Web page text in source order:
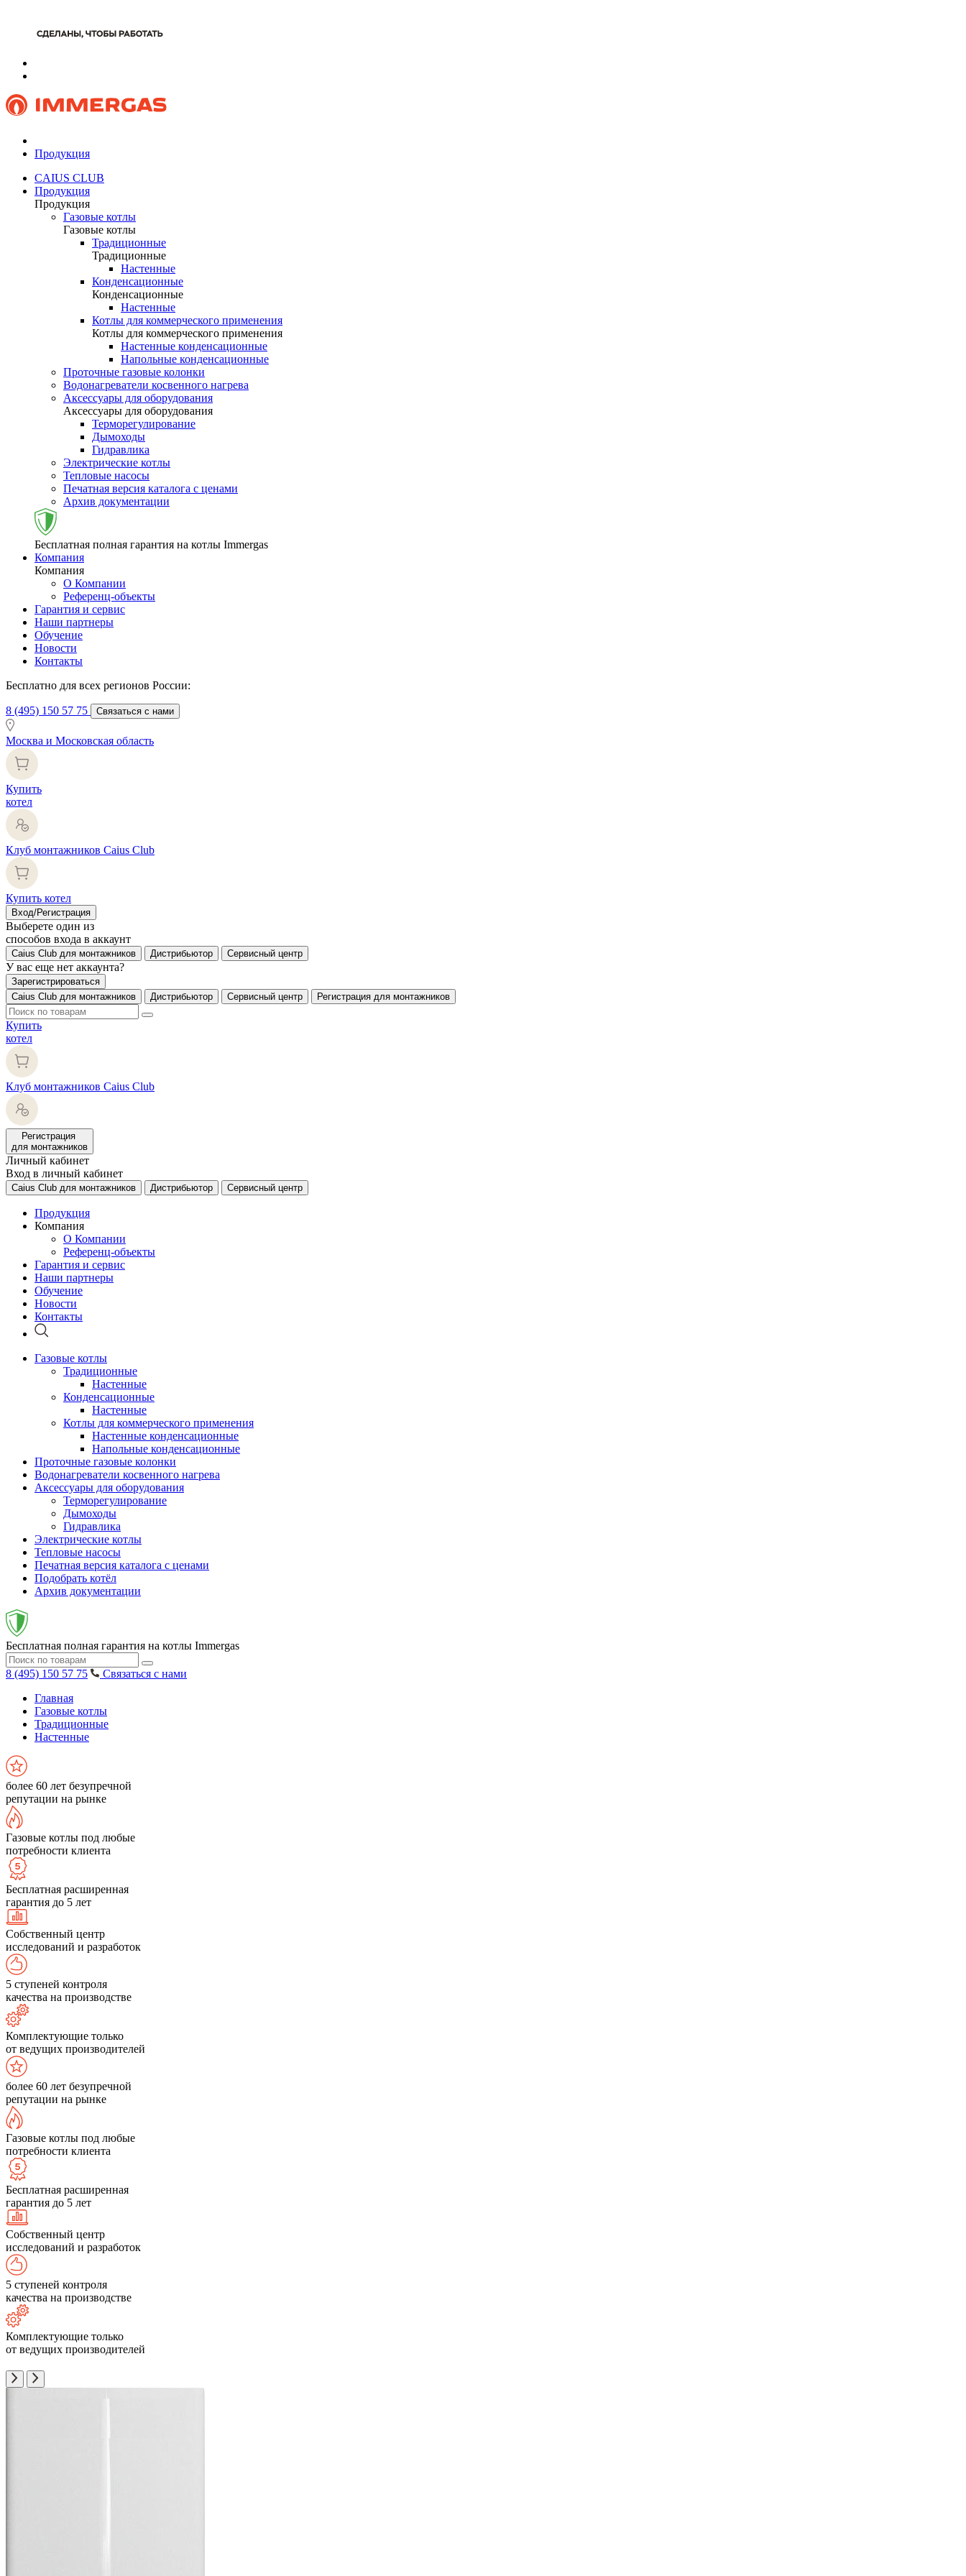
Продукция
CAIUS CLUB
Продукция
Продукция
Газовые котлы
Газовые котлы
Традиционные
Традиционные
Настенные
Конденсационные
Конденсационные
Настенные
Котлы для коммерческого применения
Котлы для коммерческого применения
Настенные конденсационные
Напольные конденсационные
Проточные газовые колонки
Водонагреватели косвенного нагрева
Аксессуары для оборудования
Аксессуары для оборудования
Терморегулирование
Дымоходы
Гидравлика
Электрические котлы
Тепловые насосы
Печатная версия каталога с ценами
Архив документации
Бесплатная полная гарантия на котлы Immergas
Компания
Компания
О Компании
Референц-объекты
Гарантия и сервис
Наши партнеры
Обучение
Новости
Контакты
Бесплатно для всех регионов России:
8 (495) 150 57 75 Связаться с нами
Москва и Московская область
Купить
котел
Клуб монтажников Caius Club
Купить котел
Вход/Регистрация
Выберете один из
способов входа в аккаунт
Caius Club для монтажников Дистрибьютор Сервисный центр
У вас еще нет аккаунта?
Зарегистрироваться
Caius Club для монтажников
Дистрибьютор Сервисный центр Регистрация для монтажников
Купить
котел
Клуб монтажников Caius Club
Регистрация
для монтажников
Личный кабинет
Вход в личный кабинет
Caius Club для монтажников Дистрибьютор Сервисный центр
Продукция
Компания
О Компании
Референц-объекты
Гарантия и сервис
Наши партнеры
Обучение
Новости
Контакты
Газовые котлы
Традиционные
Настенные
Конденсационные
Настенные
Котлы для коммерческого применения
Настенные конденсационные
Напольные конденсационные
Проточные газовые колонки
Водонагреватели косвенного нагрева
Аксессуары для оборудования
Терморегулирование
Дымоходы
Гидравлика
Электрические котлы
Тепловые насосы
Печатная версия каталога с ценами
Подобрать котёл
Архив документации
Бесплатная полная гарантия на котлы Immergas
8 (495) 150 57 75
Связаться с нами
Главная
Газовые котлы
Традиционные
Настенные
более 60 лет безупречной
репутации на рынке
Газовые котлы под любые
потребности клиента
Бесплатная расширенная
гарантия до 5 лет
Собственный центр
исследований и разработок
5 ступеней контроля
качества на производстве
Комплектующие только
от ведущих производителей
более 60 лет безупречной
репутации на рынке
Газовые котлы под любые
потребности клиента
Бесплатная расширенная
гарантия до 5 лет
Собственный центр
исследований и разработок
5 ступеней контроля
качества на производстве
Комплектующие только
от ведущих производителей